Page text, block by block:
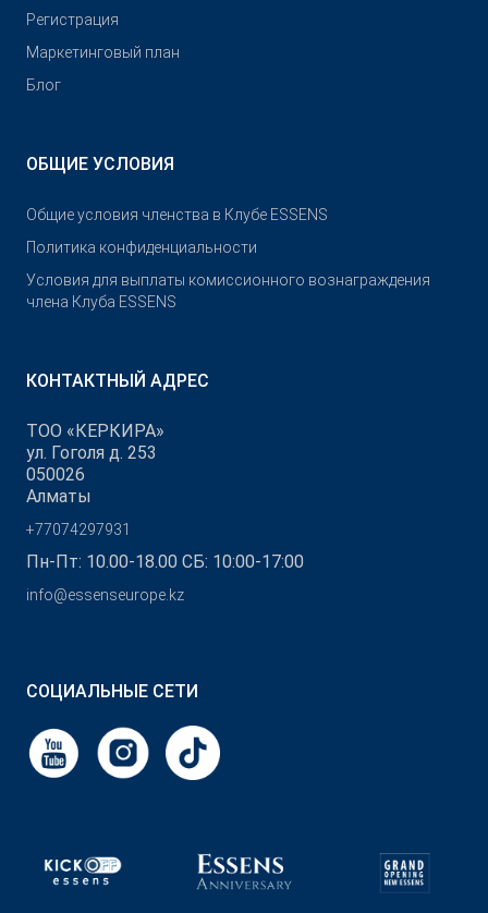
Pегистрация
Маркетинговый план
Блог
ОБЩИЕ УСЛОВИЯ
Общие условия членства в Клубе ESSENS
Политика конфиденциальности
Условия для выплаты комиссионного вознаграждения
члена Клуба ESSENS
КОНТАКТНЫЙ АДРЕС
ТОО «КЕРКИРА»
ул. Гоголя д. 253
050026
Алматы
+77074297931
Пн-Пт: 10.00-18.00 СБ: 10:00-17:00
info@essenseurope.kz
СОЦИАЛЬНЫЕ СЕТИ